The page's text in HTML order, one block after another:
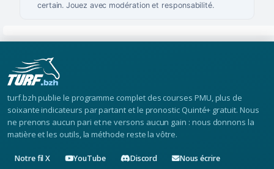
certain. Jouez avec modération et responsabilité.
turf.bzh publie le programme complet des courses PMU, plus de
soixante indicateurs par partant et le pronostic Quinté+ gratuit. Nous
ne prenons aucun pari et ne versons aucun gain : nous donnons la
matière et les outils, la méthode reste la vôtre.
Notre fil X YouTube Discord Nous écrire